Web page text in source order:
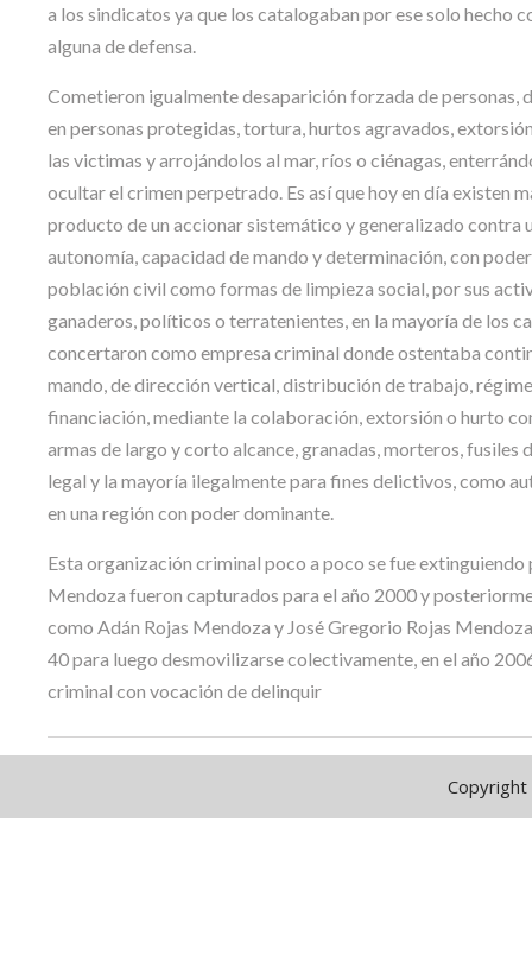
a los sindicatos ya que los catalogaban por ese solo hecho
alguna de defensa.
Cometieron igualmente desaparición forzada de
en personas protegidas, tortura, hurtos agravados,
las victimas y arrojándolos al mar, ríos o ciénagas,
ocultar el crimen perpetrado. Es así que hoy en día existen
producto de un accionar sistemático y generalizado
autonomía, capacidad de mando y determinación, con
población civil como formas de limpieza social, por sus
ganaderos, políticos o terratenientes, en la mayoría de los
concertaron como empresa criminal donde ostentaba
mando, de dirección vertical, distribución de trabajo,
financiación, mediante la colaboración, extorsión o hurto
armas de largo y corto alcance, granadas, morteros,
legal y la mayoría ilegalmente para fines delictivos, como
en una región con poder dominante.
Esta organización criminal poco a poco se fue
Mendoza fueron capturados para el año 2000 y
como Adán Rojas Mendoza y José Gregorio Rojas
40 para luego desmovilizarse colectivamente, en el año
criminal con vocación de delinquir
Copyright